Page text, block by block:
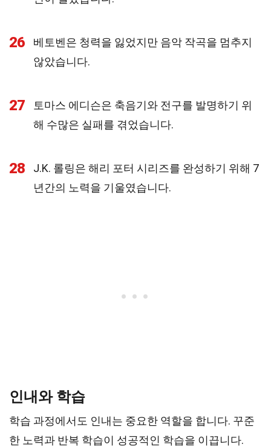
26
베토벤은 청력을 잃었지만 음악 작곡을 멈추지
않았습니다.
27
토마스 에디슨은 축음기와 전구를 발명하기 위
해 수많은 실패를 겪었습니다.
28
J.K. 롤링은 해리 포터 시리즈를 완성하기 위해 7
년간의 노력을 기울였습니다.
인내와 학습
학습 과정에서도 인내는 중요한 역할을 합니다. 꾸준
한 노력과 반복 학습이 성공적인 학습을 이끕니다.